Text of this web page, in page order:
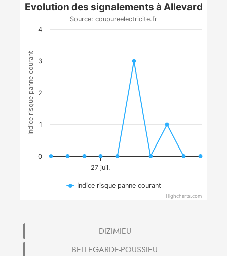
Indice risque panne courant
Evolution des signalements à Allevard
Source: coupureelectricite.fr
27 juil.
0
1
2
3
4
Indice risque panne courant
Highcharts.com
DIZIMIEU
BELLEGARDE-POUSSIEU